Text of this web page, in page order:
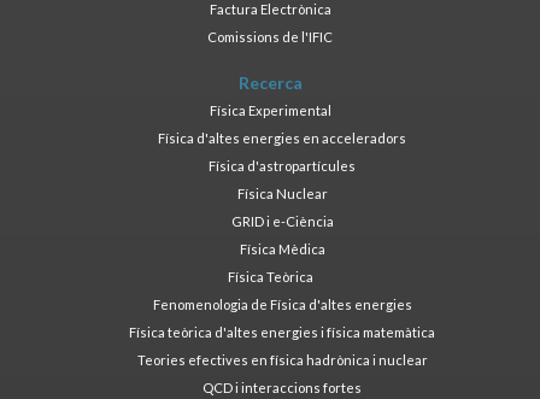
Factura Electrònica
Comissions de l'IFIC
Recerca
Física Experimental
Física d'altes energies en acceleradors
Física d'astropartícules
Física Nuclear
GRID i e-Ciència
Física Mèdica
Física Teòrica
Fenomenologia de Física d'altes energies
Física teòrica d'altes energies i física matemàtica
Teories efectives en física hadrònica i nuclear
QCD i interaccions fortes